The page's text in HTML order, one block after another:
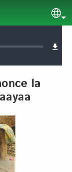
la